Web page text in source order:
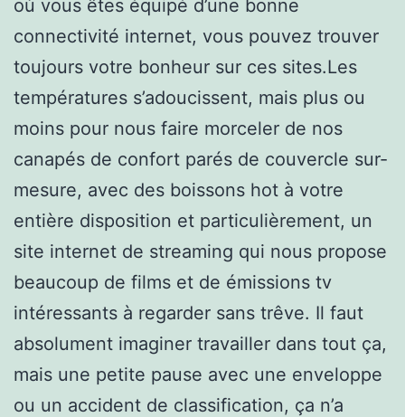
où vous êtes équipé d’une bonne
connectivité internet, vous pouvez trouver
toujours votre bonheur sur ces sites.Les
températures s’adoucissent, mais plus ou
moins pour nous faire morceler de nos
canapés de confort parés de couvercle sur-
mesure, avec des boissons hot à votre
entière disposition et particulièrement, un
site internet de streaming qui nous propose
beaucoup de films et de émissions tv
intéressants à regarder sans trêve. Il faut
absolument imaginer travailler dans tout ça,
mais une petite pause avec une enveloppe
ou un accident de classification, ça n’a